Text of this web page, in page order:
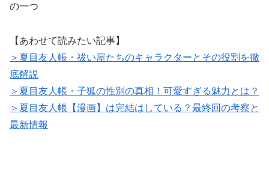
の一つ
【あわせて読みたい記事】
＞夏目友人帳・祓い屋たちのキャラクターとその役割を徹
底解説
＞夏目友人帳・子狐の性別の真相！可愛すぎる魅力とは？
＞夏目友人帳【漫画】は完結はしている？最終回の考察と
最新情報